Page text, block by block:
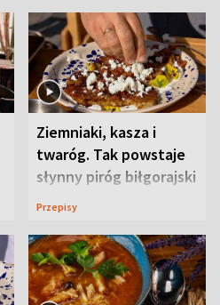
Ziemniaki, kasza i
twaróg. Tak powstaje
słynny piróg biłgorajski
Przepisy